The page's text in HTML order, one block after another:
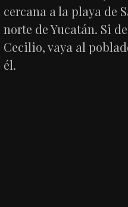
cercana a la playa de
norte de Yucatán. Si
Cecilio, vaya al
él.